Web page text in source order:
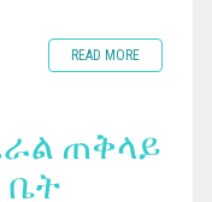
READ MORE
ጠቅላይ
ቤት